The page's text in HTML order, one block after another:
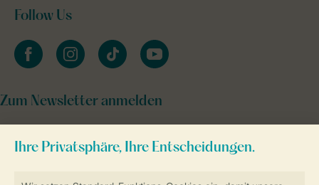
Follow Us
facebookinstagramtiktok youtube
Zum Newsletter anmelden